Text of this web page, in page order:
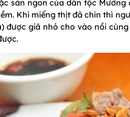
sản ngon của dân tộc
Khi miếng thịt đã chín thì
được giã nhỏ cho vào nồi